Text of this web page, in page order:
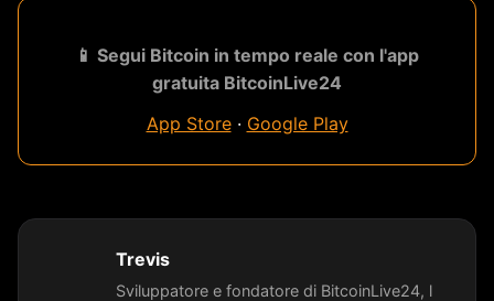
📱 Segui Bitcoin in tempo reale con l'app
gratuita BitcoinLive24
App Store· Google Play
Trevis
Sviluppatore e fondatore di BitcoinLive24, l